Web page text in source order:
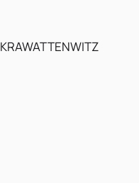
KRAWATTENWITZ